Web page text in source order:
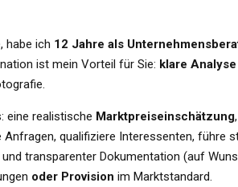
habe ich 12 Jahre als
ist mein Vorteil für Sie: klare
eine realistische Marktpreiseinschätzung
qualifiziere Interessenten, führe
und transparenter Dokumentation (auf
oder Provision im Marktstandard.